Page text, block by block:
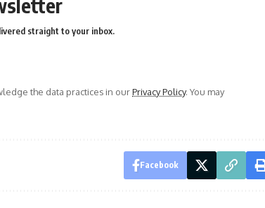
straight to your inbox.
the data practices in ourPrivacy Policy. You may
Facebook